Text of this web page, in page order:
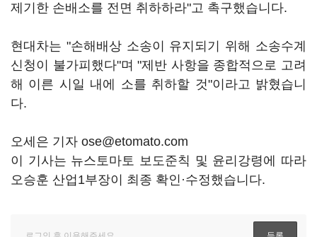
제기한 손배소를 전면 취하하라"고 촉구했습니다.
현대차는 "손해배상 소송이 유지되기 위해 소송수계
신청이 불가피했다"며 "제반 사항을 종합적으로 고려
해 이른 시일 내에 소를 취하할 것"이라고 밝혔습니
다.
오세은 기자 ose@etomato.com
이 기사는 뉴스토마토 보도준칙 및 윤리강령에 따라
오승훈 산업1부장이 최종 확인·수정했습니다.